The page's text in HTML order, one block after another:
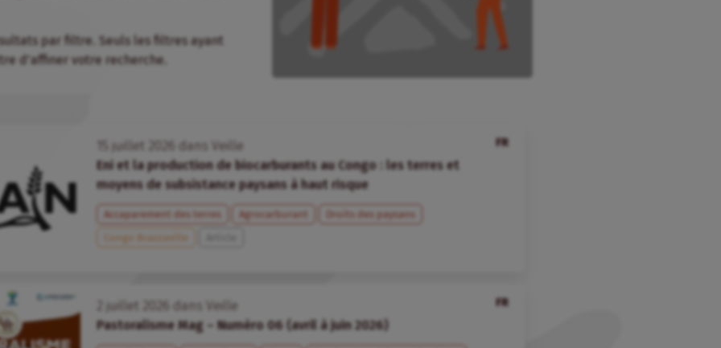
par filtre. Seuls les filtres ayant
d’affiner votre recherche.
FR
juillet dans
Veille
Eni et la production de biocarburants au Congo : les terres et
moyens de subsistance paysans à haut risque
Accaparement des terres Agrocarburant
Droits des paysans
Congo Brazzaville
FR
juillet dans
Veille
Pastoralisme Mag – Numéro 06 (avril à juin 2026)